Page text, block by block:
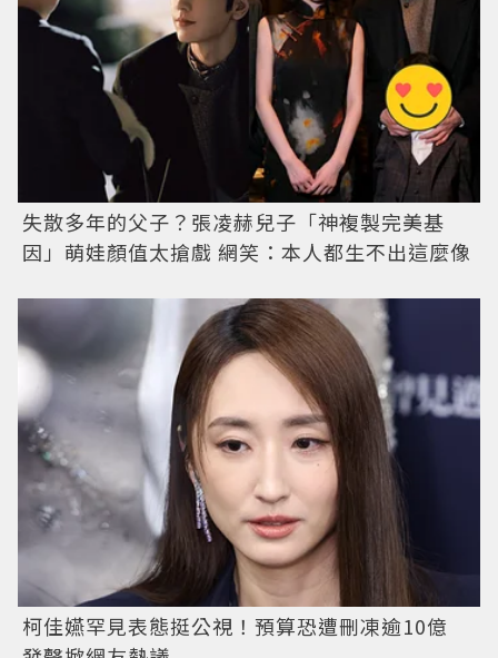
失散多年的父子？張凌赫兒子「神複製完美基
因」萌娃顏值太搶戲 網笑：本人都生不出這麼像
柯佳嬿罕見表態挺公視！預算恐遭刪凍逾10億